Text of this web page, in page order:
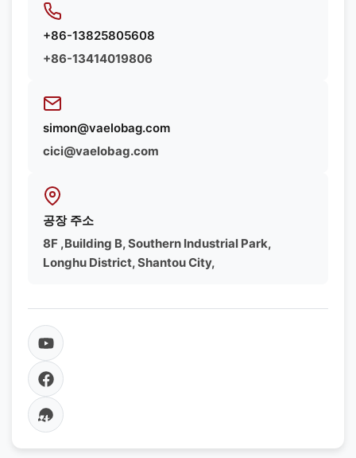
+86-13825805608
+86-13414019806
simon@vaelobag.com
cici@vaelobag.com
공장 주소
8F ,Building B, Southern Industrial Park,
Longhu District, Shantou City,